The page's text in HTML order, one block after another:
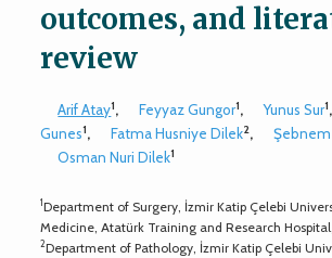
outcomes, and
review
Arif Atay1, Feyyaz Gungor1, Yunus Sur1,
Gunes1, Fatma Husniye Dilek2, Şebnem
Osman Nuri Dilek1
1Department of Surgery, İzmir Katip Çelebi
Medicine, Atatürk Training and Research
2Department of Pathology, İzmir Katip Çelebi